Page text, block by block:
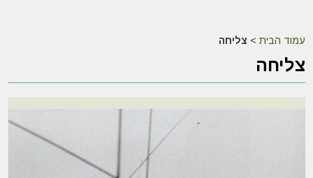
עמוד הבית > צליחה
צליחה